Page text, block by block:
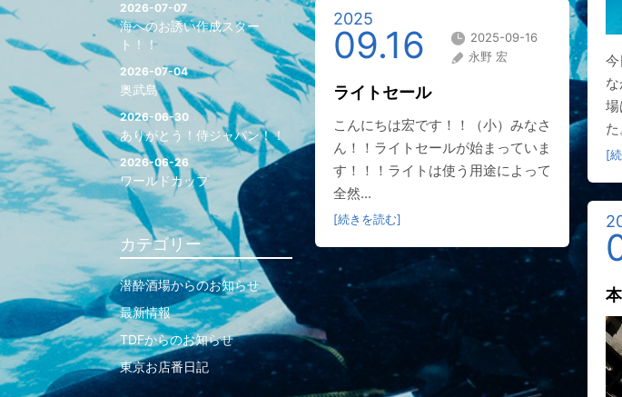
[
2025
09.16
2025-09-16
永野 宏
ライトセール
こんにちは宏です！！（小）みなさ
ん！！ライトセールが始まっていま
す！！！ライトは使う用途によって
全然...
[続きを読む]
2026-07-07
海へのお誘い作成スター
ト！！
2026-07-04
奥武島
2026-06-30
ありがとう！侍ジャパン！！
2026-06-26
ワールドカップ
カテゴリー
潜酔酒場からのお知らせ
最新情報
TDFからのお知らせ
東京お店番日記